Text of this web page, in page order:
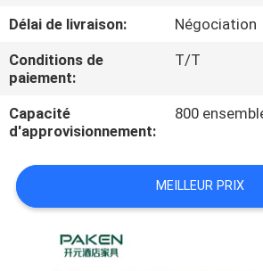
CONTACTEZ-
NOUS
DEMANDEZ
UNE
CITATION
PLAN
Délai de livraison:
Négociation
Conditions de
paiement:
T/T
Capacité
d'approvisionnement:
800
MEILLEUR PRIX